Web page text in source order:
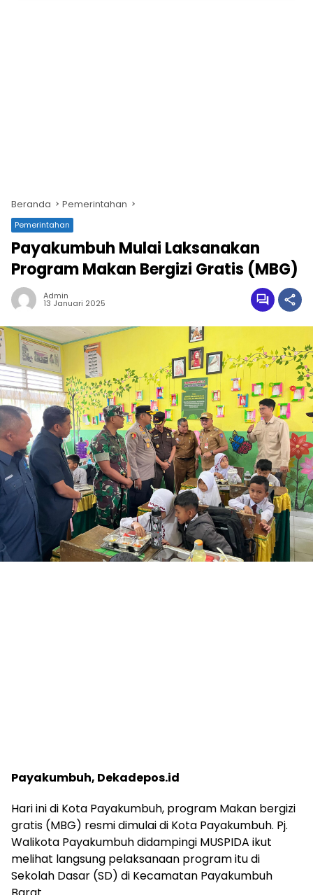
Beranda Pemerintahan
Pemerintahan
Payakumbuh Mulai Laksanakan
Program Makan Bergizi Gratis (MBG)
Admin
13 Januari 2025
Payakumbuh, Dekadepos.id
Hari ini di Kota Payakumbuh, program Makan bergizi
gratis (MBG) resmi dimulai di Kota Payakumbuh. Pj.
Walikota Payakumbuh didampingi MUSPIDA ikut
melihat langsung pelaksanaan program itu di
Sekolah Dasar (SD) di Kecamatan Payakumbuh